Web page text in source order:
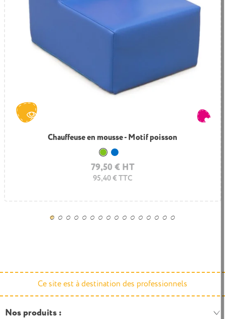
Chauffeuse en mousse - Motif poisson
79,50 € HT
95,40 € TTC
Vert clair
Bleuet
Ce site est à destination des professionnels
Nos produits